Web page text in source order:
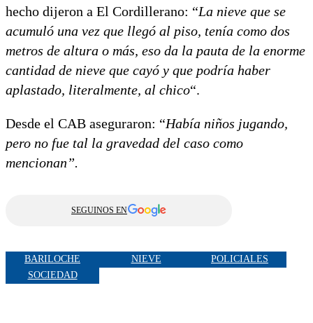
hecho dijeron a El Cordillerano: “La nieve que se
acumuló una vez que llegó al piso, tenía como dos
metros de altura o más, eso da la pauta de la enorme
cantidad de nieve que cayó y que podría haber
aplastado, literalmente, al chico“.
Desde el CAB aseguraron: “Había niños jugando,
pero no fue tal la gravedad del caso como
mencionan”.
SEGUINOS EN
BARILOCHE NIEVE
POLICIALES
SOCIEDAD